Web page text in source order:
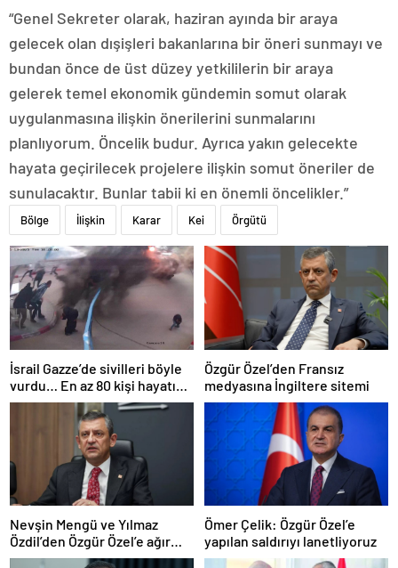
“Genel Sekreter olarak, haziran ayında bir araya
gelecek olan dışişleri bakanlarına bir öneri sunmayı ve
bundan önce de üst düzey yetkililerin bir araya
gelerek temel ekonomik gündemin somut olarak
uygulanmasına ilişkin önerilerini sunmalarını
planlıyorum. Öncelik budur. Ayrıca yakın gelecekte
hayata geçirilecek projelere ilişkin somut öneriler de
sunulacaktır. Bunlar tabii ki en önemli öncelikler.”
Bölge İlişkin Karar Kei Örgütü
İsrail Gazze’de sivilleri böyle
vurdu… En az 80 kişi hayatını
kaybetti
Özgür Özel’den Fransız
medyasına İngiltere sitemi
Nevşin Mengü ve Yılmaz
Özdil’den Özgür Özel’e ağır
eleştiriler
Ömer Çelik: Özgür Özel’e
yapılan saldırıyı lanetliyoruz